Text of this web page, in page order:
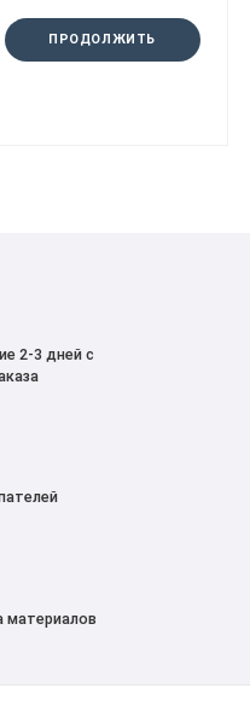
ПРОДОЛЖИТЬ
2-3 дней с
материалов